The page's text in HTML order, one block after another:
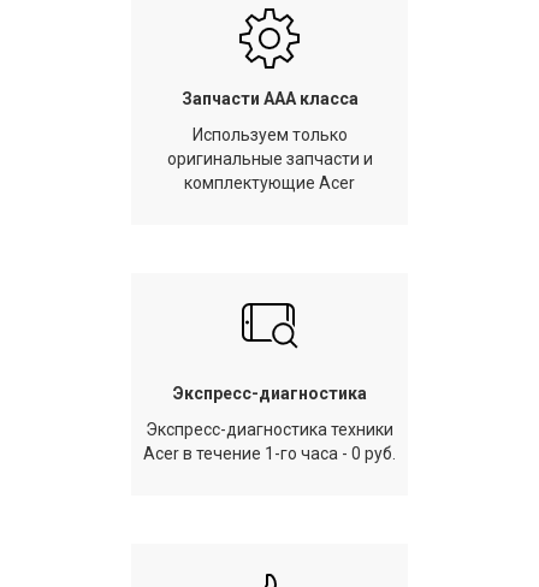
Запчасти AAA класса
Используем только
оригинальные запчасти и
комплектующие Acer
Экспресс-диагностика
Экспресс-диагностика техники
Acer в течение 1-го часа - 0 руб.